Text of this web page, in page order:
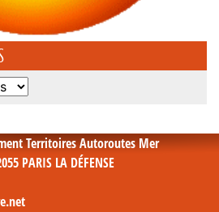
Territoires Autoroutes Mer
PARIS LA DÉFENSE